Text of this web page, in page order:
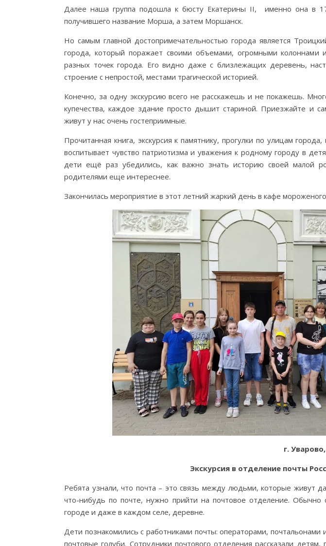
Далее наша группа подошла к бюсту Екатерины II, именно она в
получившего название Морша, а затем Моршанск.
Но самым главной достопримечательностью города является
города, который поражает своими объемами, огромными колоннами
разных точек города. Его видно даже с близлежащих деревень,
строение с непростой, местами трагической историей.
Конечно, за одну экскурсию всего не расскажешь и не покажешь.
купечества, каждое здание просто дышит стариной. Приезжайте и
живут у нас очень гостеприимные.
Прочитанная книга, экскурсия к памятнику, прогулки по улицам
воспитывает чувство патриотизма и уважения к родному городу в
дети ещё раз убедились, как важно знать историю своей малой
родителями еще интереснее.
Закончилась мероприятие в этот летний жаркий день в кафе
г.
Экскурсия в отделение почты
Ребята узнали, что почта – это связь между людьми, которые живут
что-нибудь по почте, нужно прийти на почтовое отделение.
городе и даже в каждом селе, деревне.
Дети познакомились с работниками почты: операторами, почтальонами
почтовые голуби. Сотрудники почтового отделения рассказали